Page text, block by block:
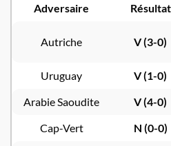
Adversaire
Résultat
Autriche V (3-0)
Uruguay
V (1-0)
Arabie Saoudite
V (4-0)
Cap-Vert
N (0-0)